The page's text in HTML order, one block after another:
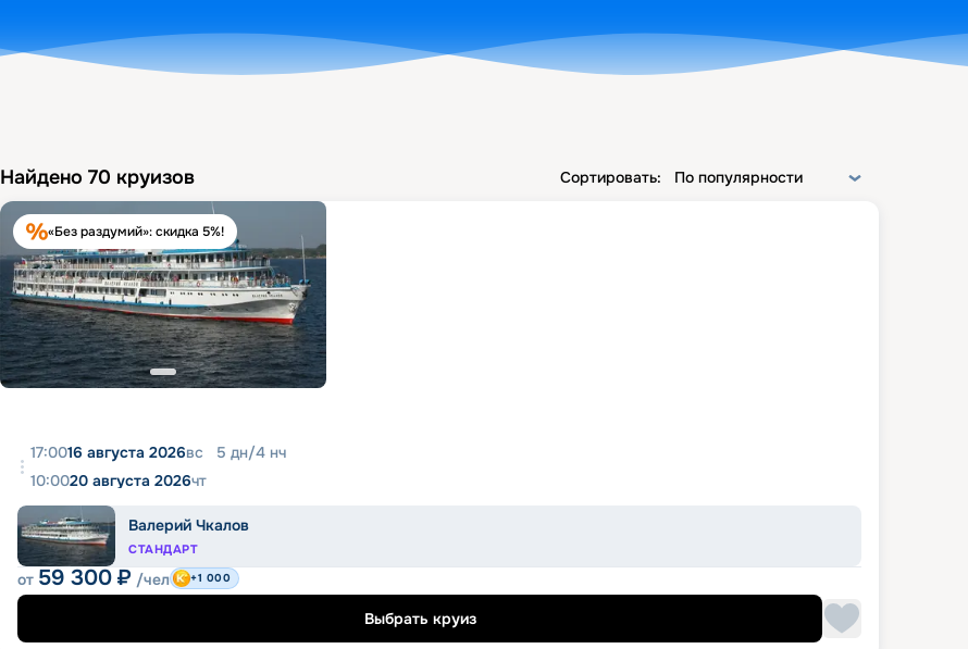
Найдено 70 круизов Сортировать: По популярности
«Без раздумий»: скидка 5%!
17:0016 августа 2026вс 5 дн/4 нч
10:0020 августа 2026чт
Валерий Чкалов
СТАНДАРТ
от 59 300 ₽ /чел +1 000
Выбрать круиз